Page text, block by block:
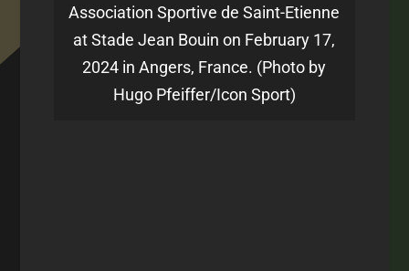
Association Sportive de Saint-Etienne
at Stade Jean Bouin on February 17,
2024 in Angers, France. (Photo by
Hugo Pfeiffer/Icon Sport)